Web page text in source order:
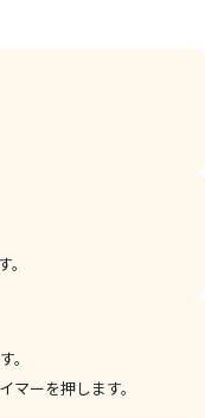
。
マーを押します。